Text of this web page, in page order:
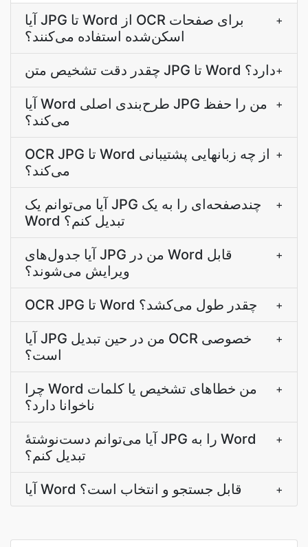
آیا JPG تا Word از OCR برای صفحات
اسکن‌شده استفاده می‌کنند؟
+
چقدر دقت تشخیص متن JPG تا Word دارد؟+
آیا Word طرح‌بندی اصلی JPG من را حفظ
می‌کند؟
+
OCR JPG تا Word از چه زبانهایی پشتیبانی
می‌کند؟
+
آیا می‌توانم یک JPG چندصفحه‌ای را به یک
Word تبدیل کنم؟
+
آیا جدول‌های JPG من در Word قابل
ویرایش می‌شوند؟
+
OCR JPG تا Word چقدر طول می‌کشد؟ +
آیا JPG من در حین تبدیل OCR خصوصی
است؟
+
چرا Word من خطاهای تشخیص یا کلمات
ناخوانا دارد؟
+
آیا می‌توانم دست‌نوشتۀ JPG را به Word
تبدیل کنم؟
+
آیا Word قابل جستجو و انتخاب است؟ +